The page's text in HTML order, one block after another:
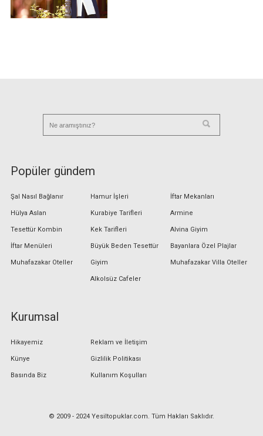
Popüler gündem
Şal Nasıl Bağlanır
Hülya Aslan
Tesettür Kombin
İftar Menüleri
Muhafazakar Oteller
Hamur İşleri
Kurabiye Tarifleri
Kek Tarifleri
Büyük Beden Tesettür
Giyim
Alkolsüz Cafeler
İftar Mekanları
Armine
Alvina Giyim
Bayanlara Özel Plajlar
Muhafazakar Villa Oteller
Kurumsal
Hikayemiz
Künye
Basında Biz
Reklam ve İletişim
Gizlilik Politikası
Kullanım Koşulları
© 2009 - 2024 Yesiltopuklar.com. Tüm Hakları Saklıdır.